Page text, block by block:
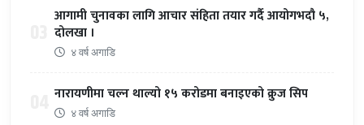
आगामी चुनावका लागि आचार संहिता तयार गर्दै आयोगभदौ ५,
दोलखा ।
४ वर्ष अगाडि
नारायणीमा चल्न थाल्यो १५ करोडमा बनाइएको क्रुज सिप
४ वर्ष अगाडि